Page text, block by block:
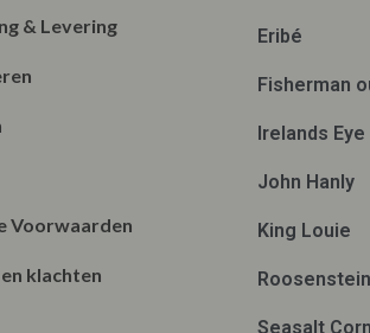
& Levering
Voorwaarden
klachten
Eribé
Fisherman
Irelands Eye
John Hanly
King Louie
Seasalt